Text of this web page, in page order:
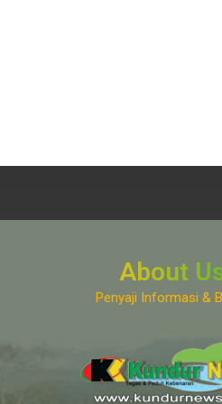
About
Penyaji Informasi &